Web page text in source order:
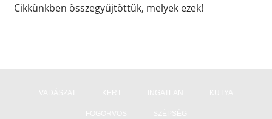
Cikkünkben összegyűjtöttük, melyek ezek!